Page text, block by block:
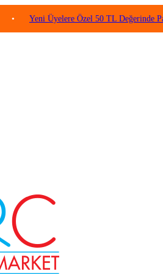
Yeni Üyelere Özel 50 TL Değerinde Para Puan!